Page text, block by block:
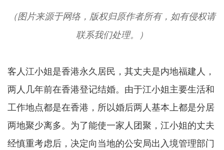
（图片来源于网络，版权归原作者所有，如有侵权请
联系我们处理。）
客人江小姐是香港永久居民，其丈夫是内地福建人，
两人几年前在香港登记结婚。由于江小姐主要生活和
工作地点都是在香港，所以婚后两人基本上都是分居
两地聚少离多。为了能使一家人团聚，江小姐的丈夫
经慎重考虑后，决定向当地的公安局出入境管理部门